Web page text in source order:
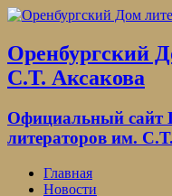
Оренбургский
С.Т. Аксакова
Официальный сайт
литераторов им.
Главная
Новости